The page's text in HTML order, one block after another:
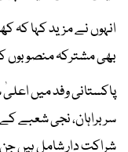
انہوں نے مزید کہا کہ
بھی مشترکہ منصوبوں
پاکستانی وفد میں
سربراہان، نجی شعبے
شراکت دار شامل ہیں